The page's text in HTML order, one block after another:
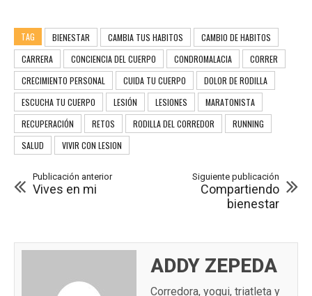
TAG BIENESTAR CAMBIA TUS HABITOS
CAMBIO DE HABITOS
CARRERA
CONCIENCIA DEL CUERPO CONDROMALACIA
CORRER
CRECIMIENTO PERSONAL
CUIDA TU CUERPO
DOLOR DE RODILLA
ESCUCHA TU CUERPO
LESIÓN LESIONES
MARATONISTA
RECUPERACIÓN
RETOS RODILLA DEL CORREDOR
RUNNING
SALUD
VIVIR CON LESION
Publicación anterior
Vives en mi
Siguiente publicación
Compartiendo
bienestar
ADDY ZEPEDA
Corredora, yogui, triatleta y